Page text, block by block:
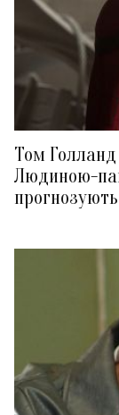
Том
Людиною-
прогнозують